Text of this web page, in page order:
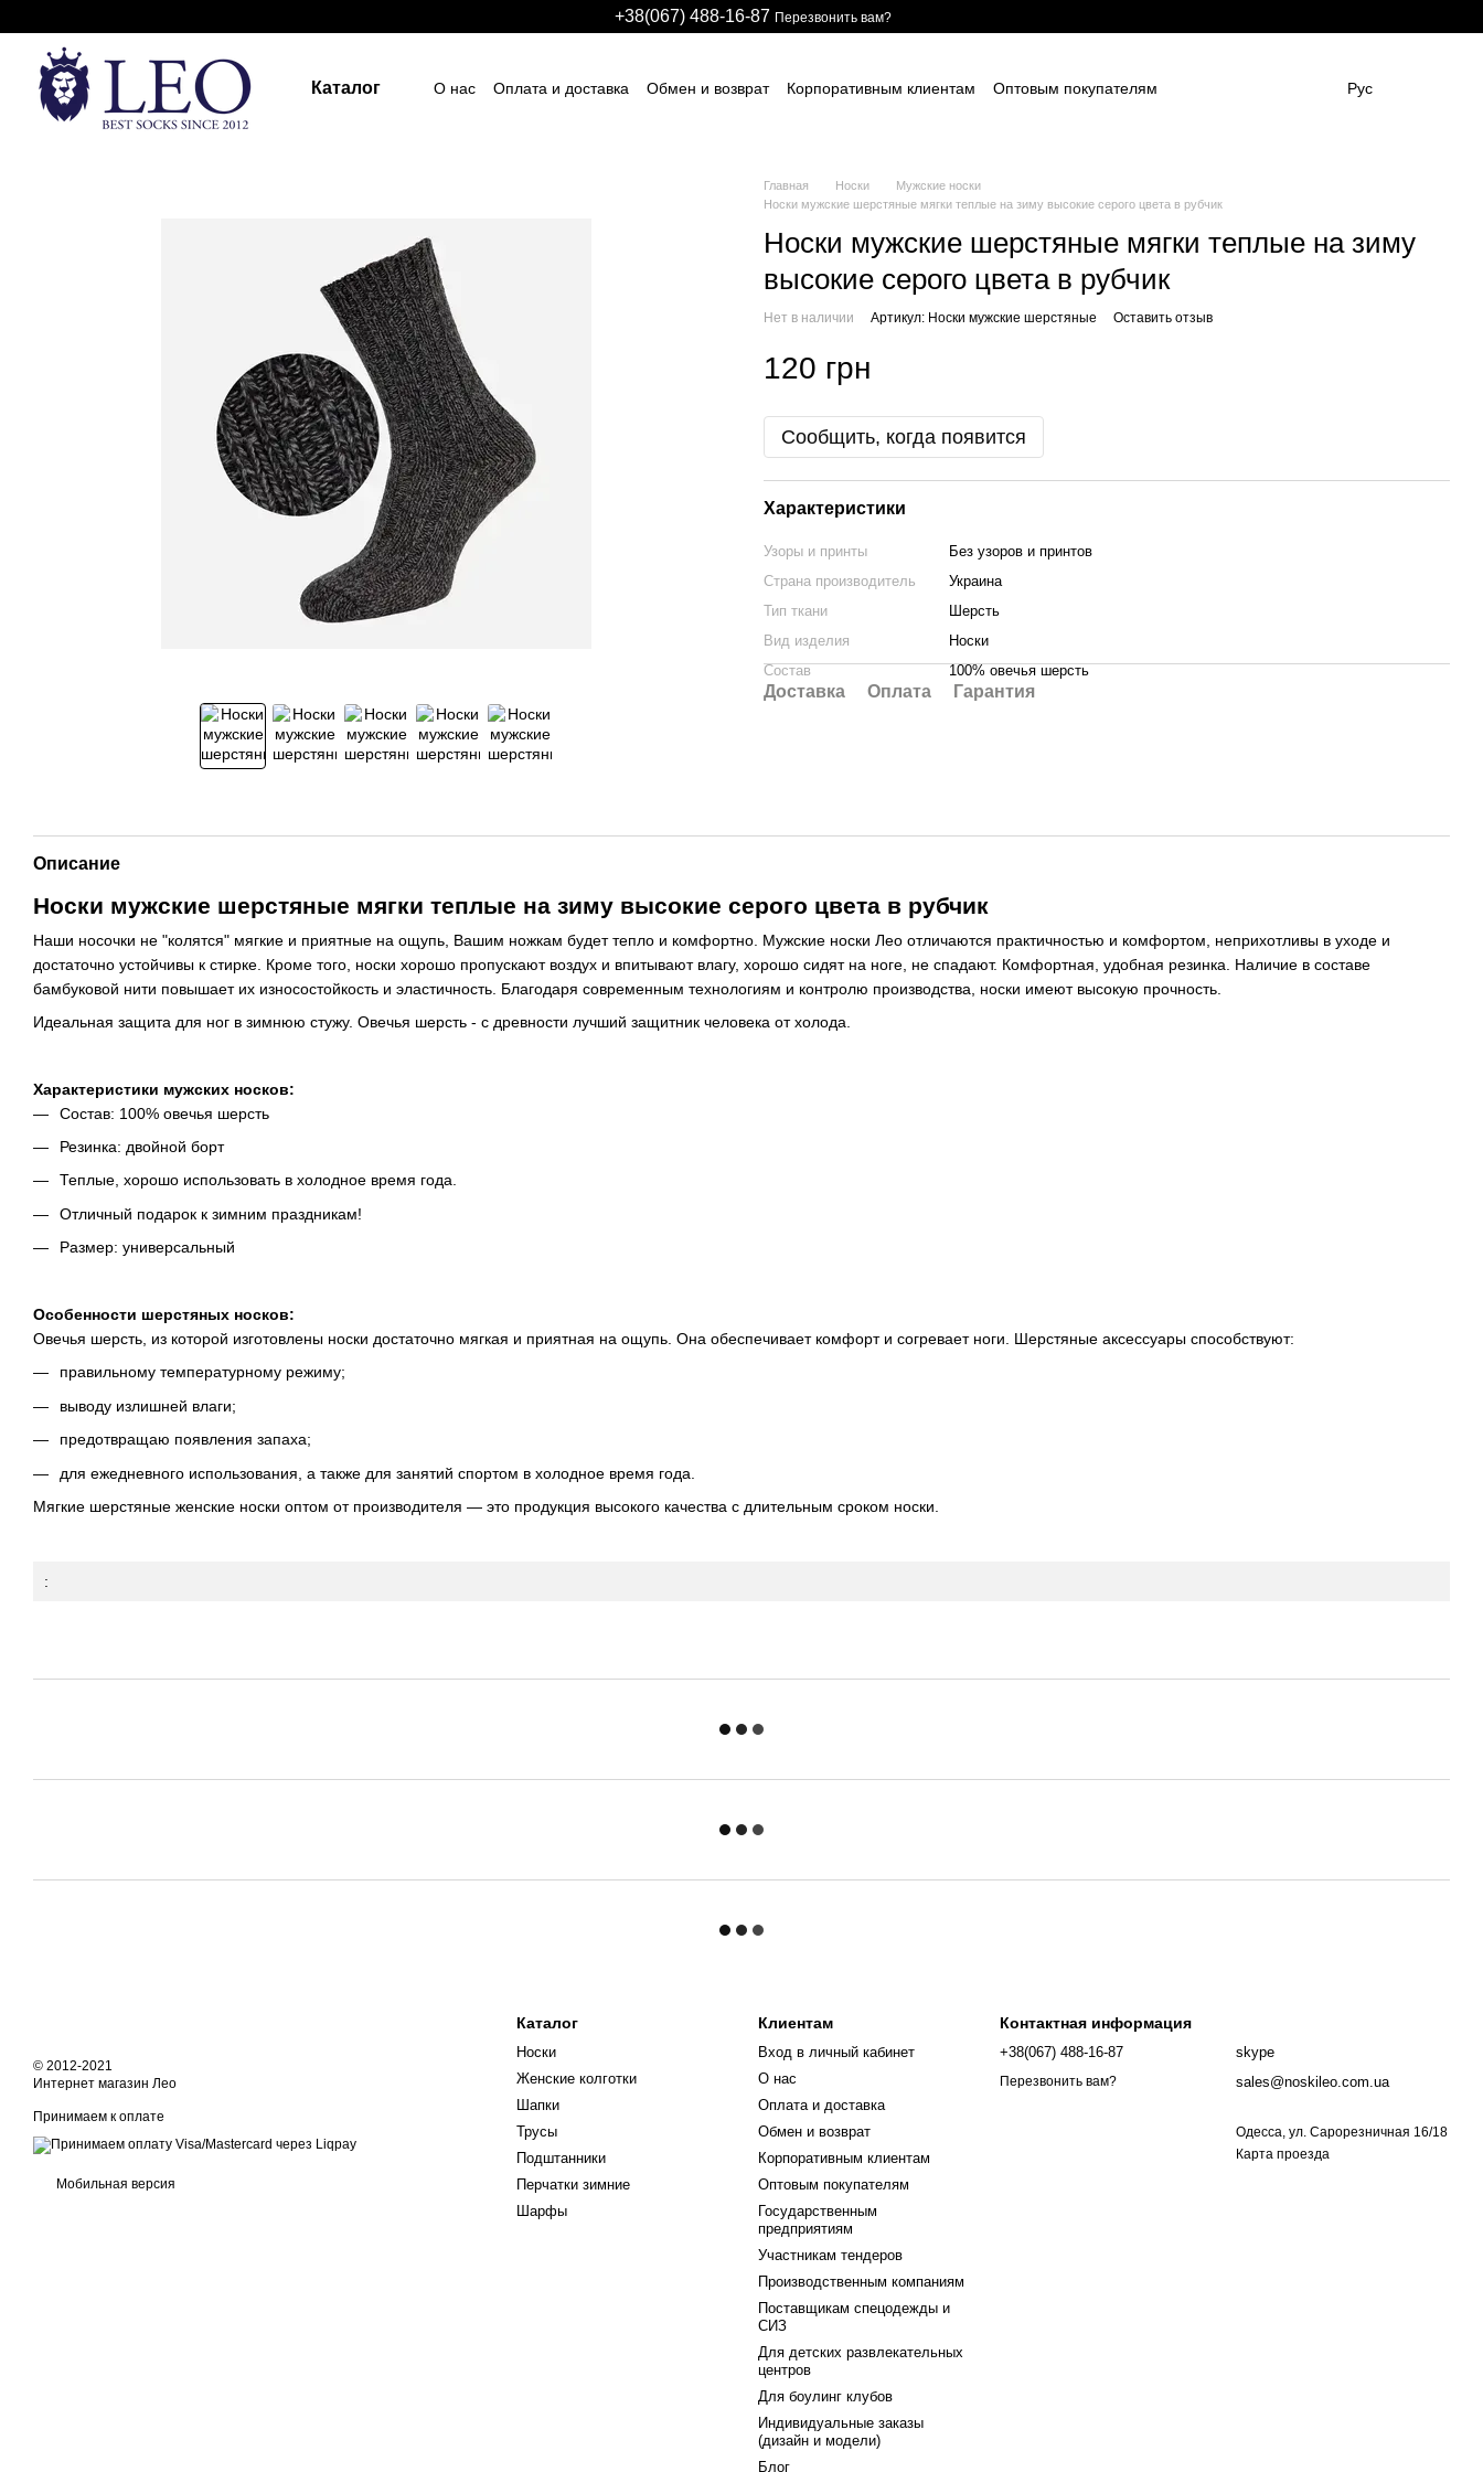
+38(067) 488-16-87 Перезвонить вам?
Каталог О нас Оплата и доставка Обмен и возврат Корпоративным клиентам
Оптовым покупателям
Контактная информация
Рус
Главная Носки
Мужские носки
Носки мужские шерстяные мягки теплые на зиму высокие серого цвета в рубчик
Носки мужские шерстяные мягки теплые на зиму
высокие серого цвета в рубчик
Нет в наличии Артикул: Носки мужские шерстяные Оставить отзыв
120 грн
Сообщить, когда появится
Характеристики
Узоры и принты
Без узоров и принтов
Страна производитель
Украина
Тип ткани
Шерсть
Вид изделия
Носки
Состав
100% овечья шерсть
Доставка Оплата Гарантия
Описание
Носки мужские шерстяные мягки теплые на зиму высокие серого цвета в рубчик
Наши носочки не "колятся" мягкие и приятные на ощупь, Вашим ножкам будет тепло и комфортно. Мужские носки Лео отличаются практичностью и комфортом, неприхотливы в уходе и
достаточно устойчивы к стирке. Кроме того, носки хорошо пропускают воздух и впитывают влагу, хорошо сидят на ноге, не спадают. Комфортная, удобная резинка. Наличие в составе
бамбуковой нити повышает их износостойкость и эластичность. Благодаря современным технологиям и контролю производства, носки имеют высокую прочность.
Идеальная защита для ног в зимнюю стужу. Овечья шерсть - с древности лучший защитник человека от холода.
Характеристики мужских носков:
Состав: 100% овечья шерсть
Резинка: двойной борт
Теплые, хорошо использовать в холодное время года.
Отличный подарок к зимним праздникам!
Размер: универсальный
Особенности шерстяных носков:
Овечья шерсть, из которой изготовлены носки достаточно мягкая и приятная на ощупь. Она обеспечивает комфорт и согревает ноги. Шерстяные аксессуары способствуют:
правильному температурному режиму;
выводу излишней влаги;
предотвращаю появления запаха;
для ежедневного использования, а также для занятий спортом в холодное время года.
Мягкие шерстяные женские носки оптом от производителя — это продукция высокого качества с длительным сроком носки.
:
© 2012-2021
Интернет магазин Лео
Принимаем к оплате
Мобильная версия
Каталог
Носки
Женские колготки
Шапки
Трусы
Подштанники
Перчатки зимние
Шарфы
Клиентам
Вход в личный кабинет
О нас
Оплата и доставка
Обмен и возврат
Корпоративным клиентам
Оптовым покупателям
Государственным
предприятиям
Участникам тендеров
Производственным компаниям
Поставщикам спецодежды и
СИЗ
Для детских развлекательных
центров
Для боулинг клубов
Индивидуальные заказы
(дизайн и модели)
Блог
Контактная информация
+38(067) 488-16-87
Перезвонить вам?
skype
sales@noskileo.com.ua
Одесса, ул. Сарорезничная 16/18
Карта проезда